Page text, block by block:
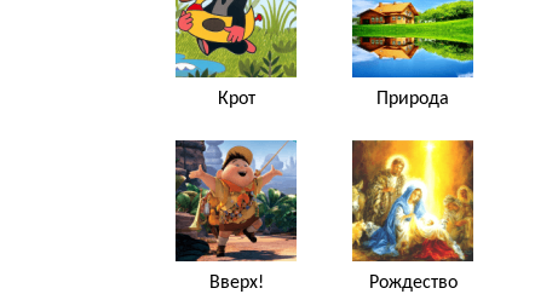
Крот Природа
Вверх! Рождество